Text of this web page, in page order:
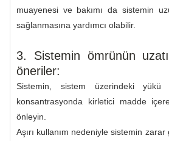
muayenesi ve bakımı da sistemin
sağlanmasına yardımcı olabilir.
3. Sistemin ömrünün
öneriler:
Sistemin, sistem üzerindeki yükü
konsantrasyonda kirletici madde
önleyin.
Aşırı kullanım nedeniyle sistemin